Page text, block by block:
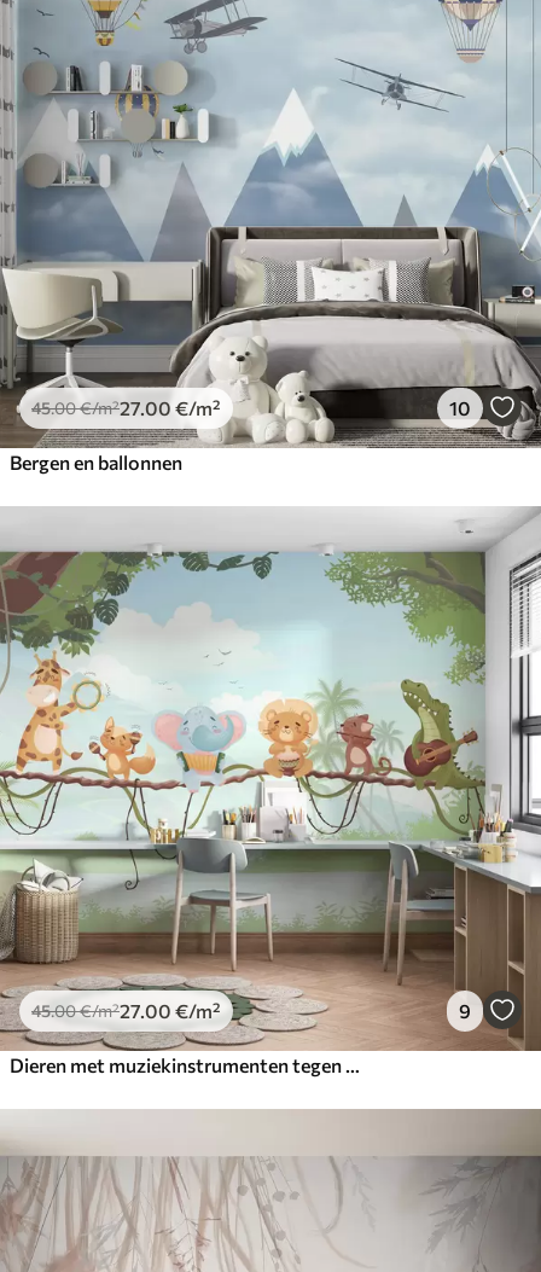
45.00€/m²27 .00 €/m² 10
Bergen en ballonnen
45.00€/m²27 .00 €/m² 9